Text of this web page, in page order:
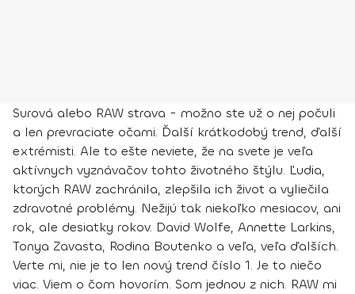
Surová alebo RAW strava - možno ste už o nej počuli
a len prevraciate očami. Ďalší krátkodobý trend, ďalší
extrémisti. Ale to ešte neviete, že na svete je veľa
aktívnych vyznávačov tohto životného štýlu. Ľudia,
ktorých RAW zachránila, zlepšila ich život a vyliečila
zdravotné problémy. Nežijú tak niekoľko mesiacov, ani
rok, ale desiatky rokov. David Wolfe, Annette Larkins,
Tonya Zavasta, Rodina Boutenko a veľa, veľa ďalších.
Verte mi, nie je to len nový trend číslo 1. Je to niečo
viac. Viem o čom hovorím. Som jednou z nich. RAW mi